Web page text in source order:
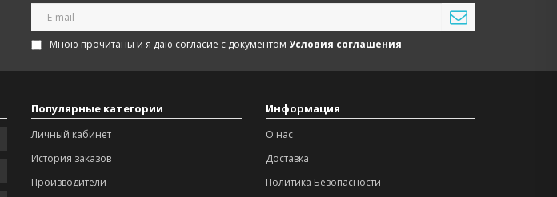
Мною прочитаны и я даю согласие с документом Условия соглашения
Популярные категории
Личный кабинет
История заказов
Производители
Информация
О нас
Доставка
Политика Безопасности